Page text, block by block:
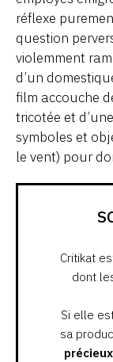
réflexe
question
violemment
d’un
film accouche
tricotée et
symboles et
le vent) pour
Critikat
dont
Si elle
sa
précieux